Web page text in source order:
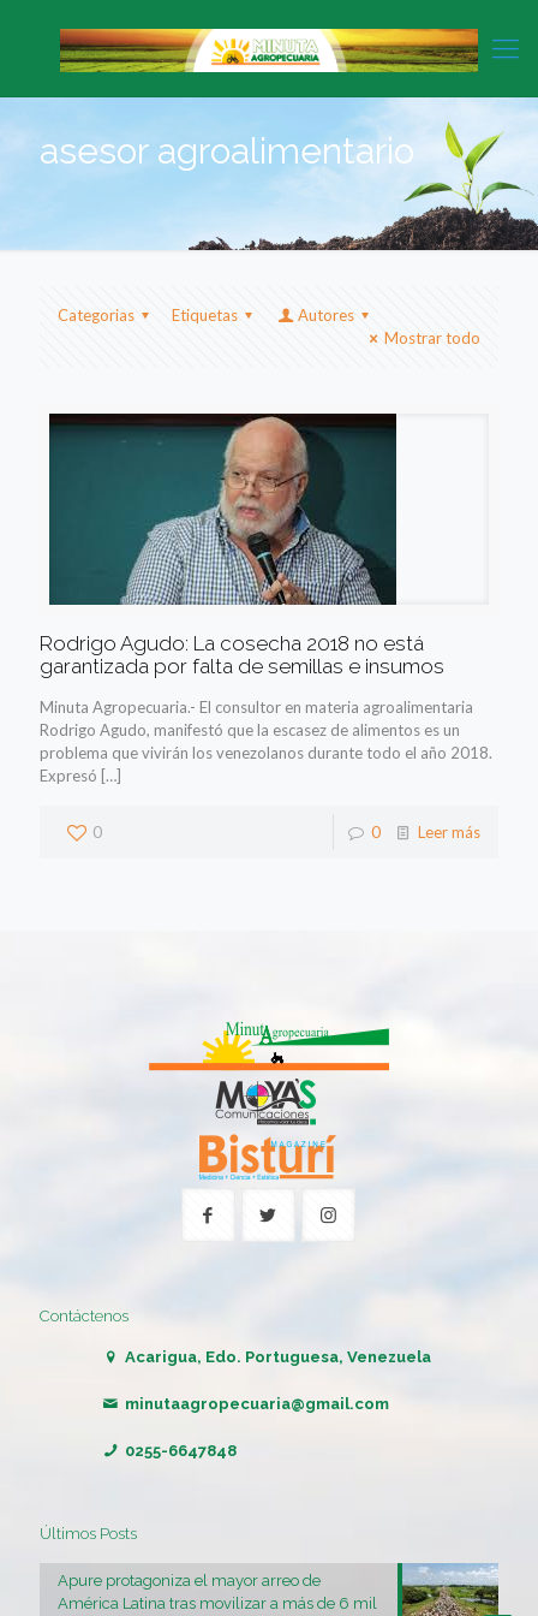
asesor agroalimentario
Categorias Etiquetas
Autores
Mostrar todo
Rodrigo Agudo: La cosecha 2018 no está
garantizada por falta de semillas e insumos
Minuta Agropecuaria.- El consultor en materia agroalimentaria
Rodrigo Agudo, manifestó que la escasez de alimentos es un
problema que vivirán los venezolanos durante todo el año 2018.
Expresó […]
0 0 Leer más
Contáctenos
Acarigua, Edo. Portuguesa, Venezuela
minutaagropecuaria@gmail.com
0255-6647848
Últimos Posts
Apure protagoniza el mayor arreo de
América Latina tras movilizar a más de 6 mil